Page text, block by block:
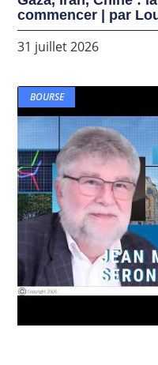
commencer | par
31 juillet 2026
BOURSE